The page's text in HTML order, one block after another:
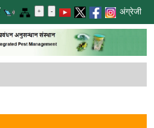
अंग्रेजी